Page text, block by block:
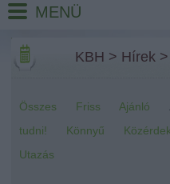
MENÜ
KBH > Hírek
Összes Friss Ajánló
tudni!
Könnyű
Utazás